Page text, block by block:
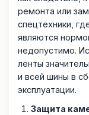
ремонта или
спецтехники,
являются
недопустимо.
ленты
и всей шины в
эксплуатации.
Защита